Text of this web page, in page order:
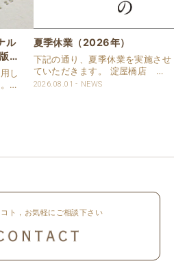
ル
名
し
用
夏季休業（2026年）
下記の通り、夏季休業を実施させ
ていただきます。 淀屋橋店 通
常営業いたします。 奈良店 8月
2026.08.01 NEWS
ト，お気軽にご相談下さい